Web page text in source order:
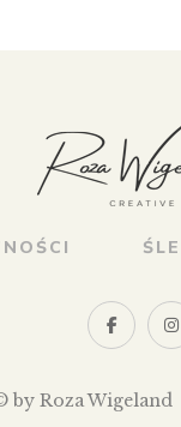
by Roza Wigeland